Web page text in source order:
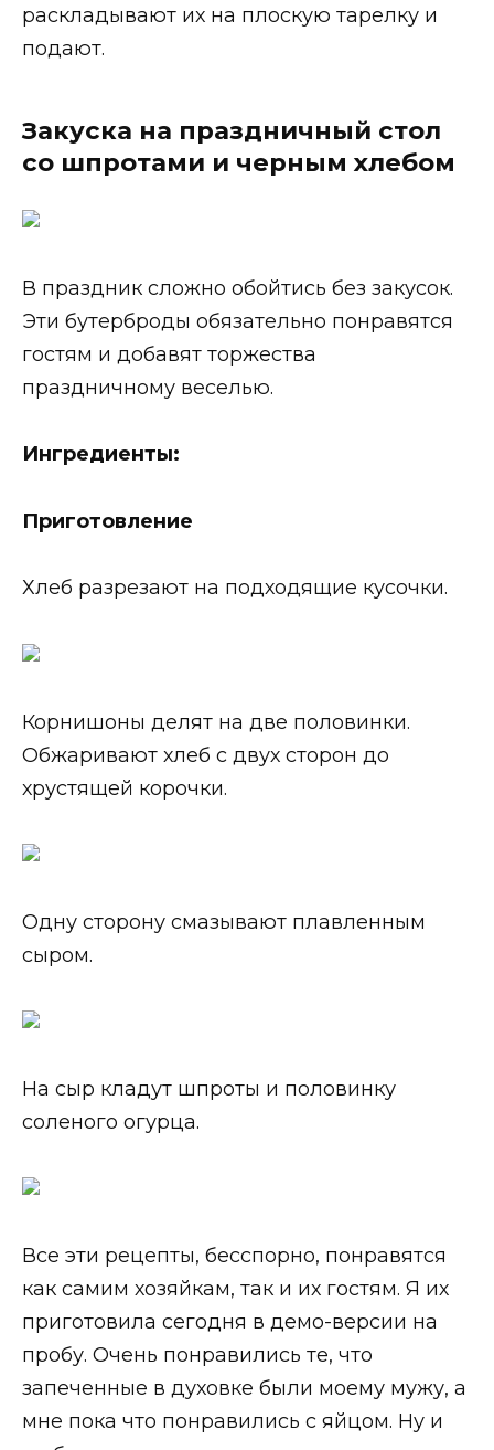
раскладывают их на плоскую тарелку и
подают.
Закуска на праздничный стол
со шпротами и черным хлебом
В праздник сложно обойтись без закусок.
Эти бутерброды обязательно понравятся
гостям и добавят торжества
праздничному веселью.
Ингредиенты:
Приготовление
Хлеб разрезают на подходящие кусочки.
Корнишоны делят на две половинки.
Обжаривают хлеб с двух сторон до
хрустящей корочки.
Одну сторону смазывают плавленным
сыром.
На сыр кладут шпроты и половинку
соленого огурца.
Все эти рецепты, бесспорно, понравятся
как самим хозяйкам, так и их гостям. Я их
приготовила сегодня в демо-версии на
пробу. Очень понравились те, что
запеченные в духовке были моему мужу, а
мне пока что понравились с яйцом. Ну и